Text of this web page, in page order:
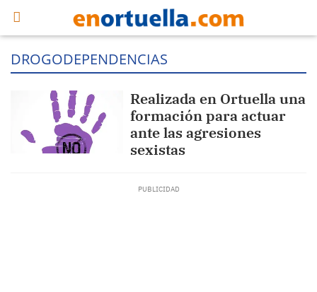
DROGODEPENDENCIAS
Realizada en Ortuella una
formación para actuar
ante las agresiones
sexistas